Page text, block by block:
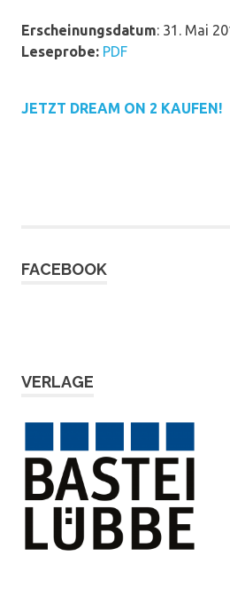
Erscheinungsdatum: 31. Mai
Leseprobe: PDF
JETZT DREAM ON 2 KAUFEN!
FACEBOOK
VERLAGE